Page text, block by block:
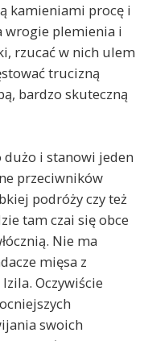
kamieniami procę i
wrogie plemienia i
rzucać w nich ulem
trucizną
bardzo skuteczną
dużo i stanowi jeden
przeciwników
podróży czy też
tam czai się obce
Nie ma
mięsa z
Oczywiście
swoich